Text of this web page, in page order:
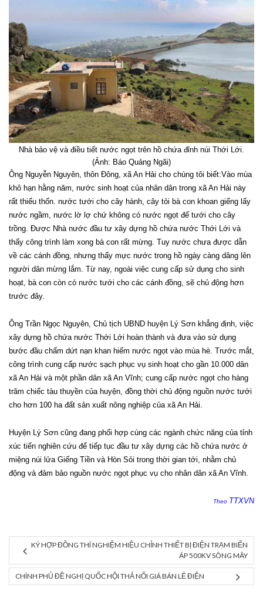
Nhà bảo vệ và điều tiết nước ngọt trên hồ chứa đỉnh núi Thới Lới.
(Ảnh: Báo Quảng Ngãi)
Ông Nguyễn Nguyên, thôn Đông, xã An Hải cho chúng tôi biết:Vào mùa
khô hạn hằng năm, nước sinh hoạt của nhân dân trong xã An Hải này
rất thiếu thốn. nước tưới cho cây hành, cây tỏi bà con khoan giếng lấy
nước ngầm, nước lờ lợ chứ không có nước ngọt để tưới cho cây
trồng. Được Nhà nước đầu tư xây dựng hồ chứa nước Thới Lới và
thấy công trình làm xong bà con rất mừng. Tuy nước chưa được dẫn
về các cánh đồng, nhưng thấy mực nước trong hồ ngày càng dâng lên
người dân mừng lắm. Từ nay, ngoài việc cung cấp sử dụng cho sinh
hoạt, bà con còn có nước tưới cho các cánh đồng, sẽ chủ động hơn
trước đây.
Ông Trần Ngọc Nguyên, Chủ tịch UBND huyện Lý Sơn khẳng định, việc
xây dựng hồ chứa nước Thới Lới hoàn thành và đưa vào sử dụng
bước đầu chấm dứt nạn khan hiếm nước ngọt vào mùa hè. Trước mắt,
công trình cung cấp nước sạch phục vụ sinh hoạt cho gần 10.000 dân
xã An Hải và một phần dân xã An Vĩnh; cung cấp nước ngọt cho hàng
trăm chiếc tàu thuyền của huyện, đồng thời chủ động nguồn nước tưới
cho hơn 100 ha đất sản xuất nông nghiệp của xã An Hải.
Huyện Lý Sơn cũng đang phối hợp cùng các ngành chức năng của tỉnh
xúc tiến nghiên cứu để tiếp tục đầu tư xây dựng các hồ chứa nước ở
miệng núi lửa Giếng Tiền và Hòn Sỏi trong thời gian tới, nhằm chủ
động và đảm bảo nguồn nước ngọt phục vụ cho nhân dân xã An Vĩnh.
Theo TTXVN
KÝ HỢP ĐỒNG THÍ NGHIỆM HIỆU CHỈNH THIẾT BỊ ĐIỆN TRẠM BIẾN
ÁP 500KV SÔNG MÂY
CHÍNH PHỦ ĐỀ NGHỊ QUỐC HỘI THẢ NỔI GIÁ BÁN LẺ ĐIỆN